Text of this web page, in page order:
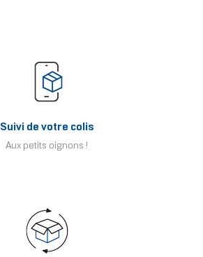
Suivi de votre colis
Aux petits oignons !